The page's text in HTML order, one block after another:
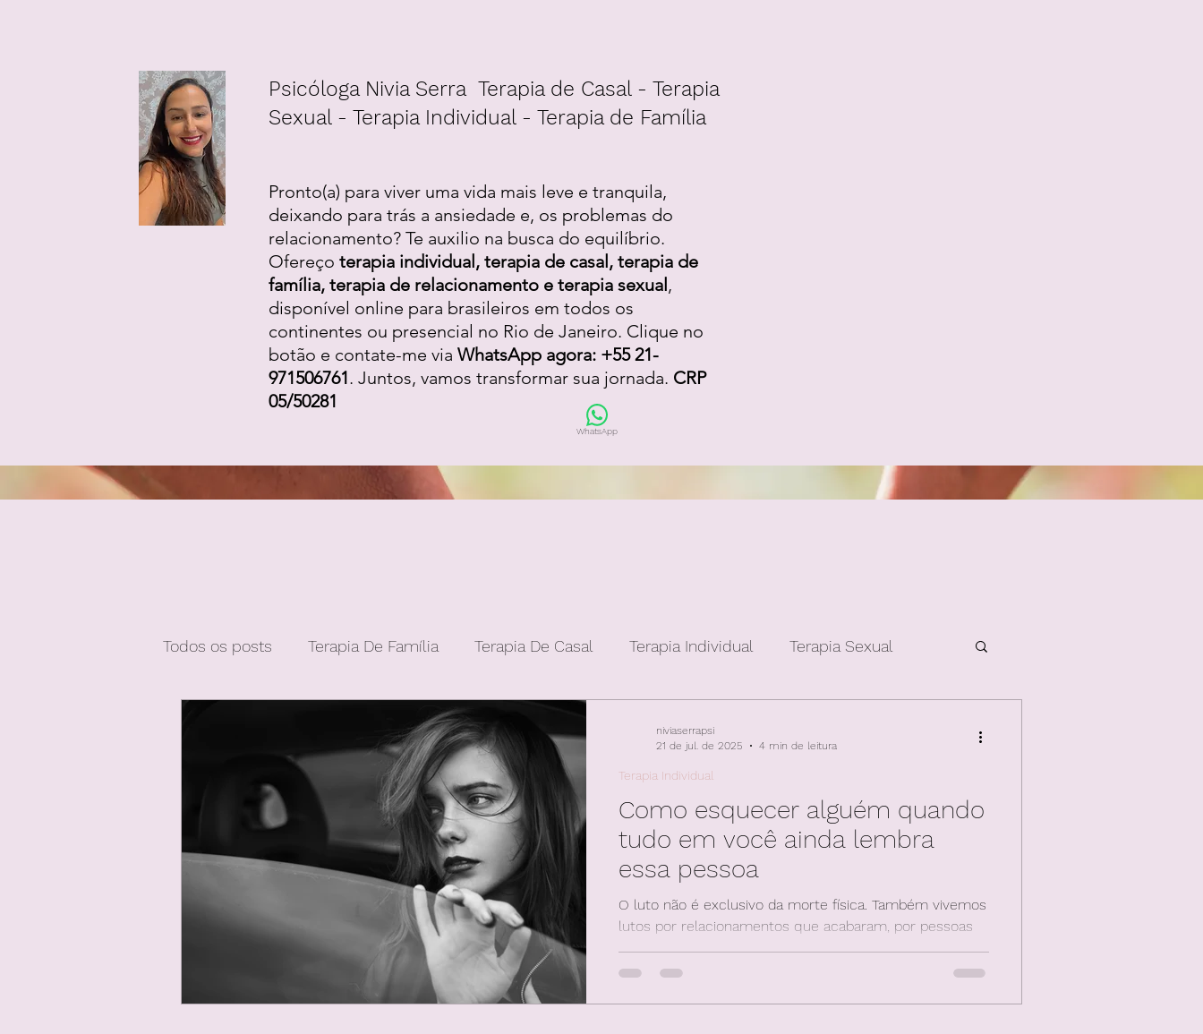
Psicóloga Nivia Serra Terapia de Casal - Terapia
Sexual - Terapia Individual - Terapia de Família
Pronto(a) para viver uma vida mais leve e tranquila,
deixando para trás a ansiedade e, os problemas do
relacionamento? Te auxilio na busca do equilíbrio.
Ofereço terapia individual, terapia de casal, terapia de
família, terapia de relacionamento e terapia sexual,
disponível online para brasileiros em todos os
continentes ou presencial no Rio de Janeiro. Clique no
botão e contate-me via WhatsApp agora: +55 21-
971506761. Juntos, vamos transformar sua jornada. CRP
05/50281
Todos os posts Terapia De Família Terapia De Casal Terapia Individual Terapia Sexual
Como esquecer alguém quando
tudo em você ainda lembra
essa pessoa
O luto não é exclusivo da morte física. Também vivemos
lutos por relacionamentos que acabaram, por pessoas
que escolheram não estar mais conosco, ou por amores
que nunca chegaram a acontecer de fato. O problema é
Terapia Individual
niviaserrapsi
21 de jul. de 2025
4 min de leitura
WhatsApp